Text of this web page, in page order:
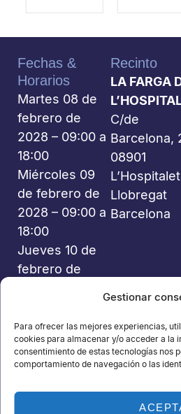
Gestionar
Para ofrecer las mejores experiencias,
cookies para almacenar y/o acceder a la
consentimiento de estas tecnologías nos
comportamiento de navegación o las
Fechas &
Horarios
Martes 08 de
febrero de
2028 – 09:00 a
18:00
Miércoles 09
de febrero de
2028 – 09:00 a
18:00
Jueves 10 de
febrero de
Recinto
LA FARGA
C/de
Barcelona,
08901
Llobregat
Barcelona
©2026 Polusolidos® - Todos los
Organiza: PROFEI SL – NIF: